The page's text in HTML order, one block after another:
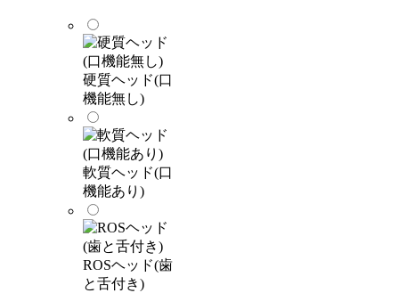
硬質ヘッド(口
機能無し)
軟質ヘッド(口
機能あり)
ROSヘッド(歯
と舌付き)